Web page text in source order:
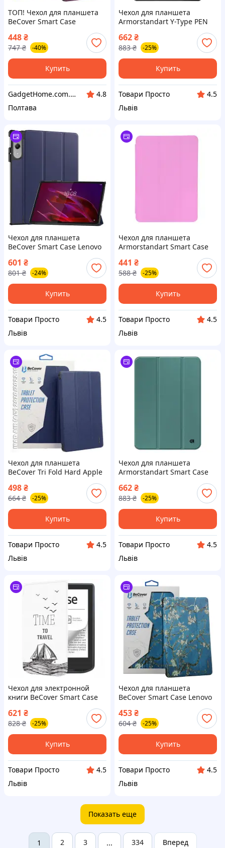
ТОП! Чехол для планшета
BeCover Smart Case
Samsung Tab S6 Lite (2024)
10.4" P620/P625/P627 Purple
(710816) - (gHome)
448₴
747 ₴ -40%
Купить
GadgetHome.com.ua
4.8
Полтава
Чехол для планшета
Armorstandart Y-Type PEN
(ARM89520)
662₴
883 ₴ -25%
Купить
Товари Просто
4.5
Львів
Чехол для планшета
BeCover Smart Case Lenovo
Yoga Tab 11 2025 (11.1") TB-
710FU Deep Blue (715093)
601 ₴
801 ₴ -24%
Купить
Товари Просто
4.5
Львів
Чехол для планшета
Armorstandart Smart Case
(ARM78145)
441 ₴
588 ₴ -25%
Купить
Товари Просто
4.5
Львів
Чехол для планшета
BeCover Tri Fold Hard Apple
iPad Air (4/5) 2020/2022 10.9"
Deep Blue (711128)
498₴
664 ₴ -25%
Купить
Товари Просто
4.5
Львів
Чехол для планшета
Armorstandart Smart Case
2024 / 2022 Pine Green
(ARM84014)
662₴
883 ₴ -25%
Купить
Товари Просто
4.5
Львів
Чехол для электронной
книги BeCover Smart Case
PocketBook 629 Verse / 634
Verse Pro 6" Time To Travel
(710982)
621 ₴
828 ₴ -25%
Купить
Товари Просто
4.5
Львів
Чехол для планшета
BeCover Smart Case Lenovo
Tab M10 TB-328F (3rd Gen)
10.1" Spring (708298)
453₴
604 ₴ -25%
Купить
Товари Просто
4.5
Львів
Показать еще
1 2 3 ... 334 Вперед